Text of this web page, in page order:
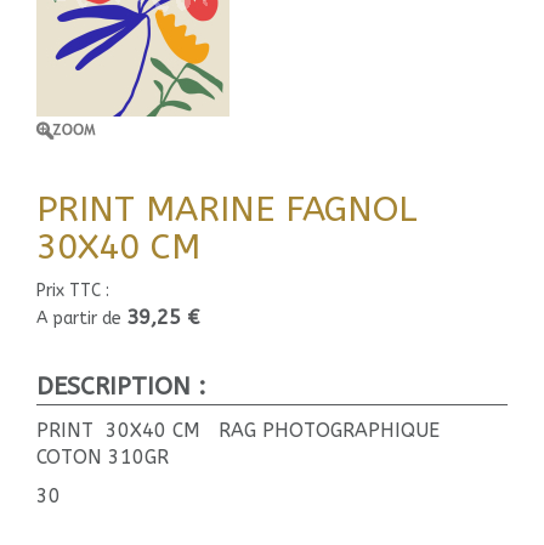
PRINT MARINE FAGNOL
30X40 CM
Prix TTC :
A partir de 39,25 €
DESCRIPTION :
PRINT 30X40 CM RAG PHOTOGRAPHIQUE
COTON 310GR
30